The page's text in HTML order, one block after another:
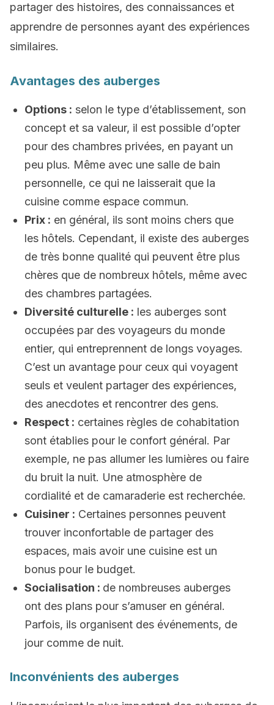
partager des histoires, des connaissances et
apprendre de personnes ayant des expériences
similaires.
Avantages des auberges
Options : selon le type d’établissement, son
concept et sa valeur, il est possible d’opter
pour des chambres privées, en payant un
peu plus. Même avec une salle de bain
personnelle, ce qui ne laisserait que la
cuisine comme espace commun.
Prix : en général, ils sont moins chers que
les hôtels. Cependant, il existe des auberges
de très bonne qualité qui peuvent être plus
chères que de nombreux hôtels, même avec
des chambres partagées.
Diversité culturelle : les auberges sont
occupées par des voyageurs du monde
entier, qui entreprennent de longs voyages.
C’est un avantage pour ceux qui voyagent
seuls et veulent partager des expériences,
des anecdotes et rencontrer des gens.
Respect : certaines règles de cohabitation
sont établies pour le confort général. Par
exemple, ne pas allumer les lumières ou faire
du bruit la nuit. Une atmosphère de
cordialité et de camaraderie est recherchée.
Cuisiner : Certaines personnes peuvent
trouver inconfortable de partager des
espaces, mais avoir une cuisine est un
bonus pour le budget.
Socialisation : de nombreuses auberges
ont des plans pour s’amuser en général.
Parfois, ils organisent des événements, de
jour comme de nuit.
Inconvénients des auberges